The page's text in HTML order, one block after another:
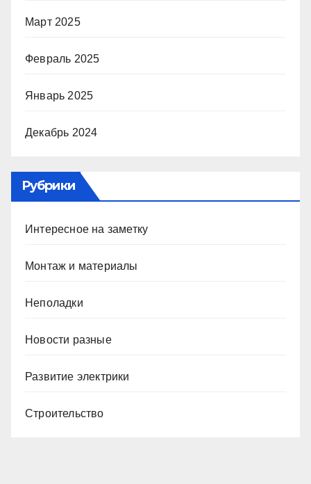
Март 2025
Февраль 2025
Январь 2025
Декабрь 2024
Рубрики
Интересное на заметку
Монтаж и материалы
Неполадки
Новости разные
Развитие электрики
Строительство